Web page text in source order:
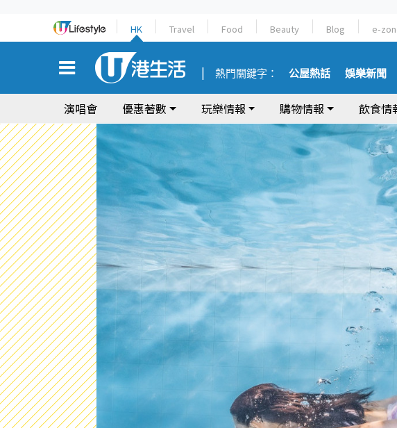
HK Travel Food Beauty Blog e-
熱門關鍵字： 公屋熱話 娛樂新聞
演唱會 優惠著數 玩樂情報 購物情報 飲食情